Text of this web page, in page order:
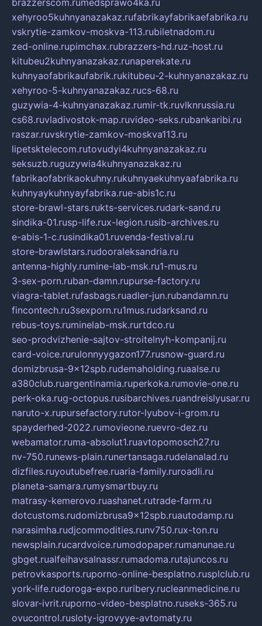
brazzerscom.rumedsprawo4ka.ru
xehyroo5kuhnyanazakaz.rufabrikayfabrikaefabrika.ru
vskrytie-zamkov-moskva-113.rubiletnadom.ru
zed-online.rupimchax.rubrazzers-hd.ruz-host.ru
kitubeu2kuhnyanazakaz.runaperekate.ru
kuhnyaofabrikaufabrik.rukitubeu-2-kuhnyanazakaz.ru
xehyroo-5-kuhnyanazakaz.rucs-68.ru
guzywia-4-kuhnyanazakaz.rumir-tk.ruvlknrussia.ru
cs68.ruvladivostok-map.ruvideo-seks.rubankaribi.ru
raszar.ruvskrytie-zamkov-moskva113.ru
lipetsktelecom.rutovudyi4kuhnyanazakaz.ru
seksuzb.ruguzywia4kuhnyanazakaz.ru
fabrikaofabrikaokuhny.rukuhnyaekuhnyaafabrika.ru
kuhnyaykuhnyayfabrika.rue-abis1c.ru
store-brawl-stars.rukts-services.rudark-sand.ru
sindika-01.rusp-life.rux-legion.rusib-archives.ru
e-abis-1-c.rusindika01.ruvenda-festival.ru
store-brawlstars.rudooraleksandria.ru
antenna-highly.rumine-lab-msk.ru1-mus.ru
3-sex-porn.ruban-damn.rupurse-factory.ru
viagra-tablet.rufasbags.ruadler-jun.rubandamn.ru
fincontech.ru3sexporn.ru1mus.rudarksand.ru
rebus-toys.ruminelab-msk.rurtdco.ru
seo-prodvizhenie-sajtov-stroitelnyh-kompanij.ru
card-voice.rurulonnyygazon177.rusnow-guard.ru
domizbrusa-9x12spb.rudemaholding.ruaalse.ru
a380club.ruargentinamia.ruperkoka.rumovie-one.ru
perk-oka.rug-octopus.rusibarchives.ruandreislyusar.ru
naruto-x.rupursefactory.rutor-lyubov-i-grom.ru
spayderhed-2022.rumovieone.ruevro-dez.ru
webamator.ruma-absolut1.ruavtopomosch27.ru
nv-750.runews-plain.runertansaga.rudelanalad.ru
dizfiles.ruyoutubefree.ruaria-family.ruroadli.ru
planeta-samara.rumysmartbuy.ru
matrasy-kemerovo.ruashanet.rutrade-farm.ru
dotcustoms.rudomizbrusa9x12spb.ruautodamp.ru
narasimha.rudjcommodities.runv750.rux-ton.ru
newsplain.rucardvoice.rumodopaper.rumanunae.ru
gbget.rualfeihavsalnassr.rumadoma.rutajuncos.ru
petrovkasports.ruporno-online-besplatno.rusplclub.ru
york-life.rudoroga-expo.ruribery.rucleanmedicine.ru
slovar-ivrit.ruporno-video-besplatno.ruseks-365.ru
ovucontrol.rusloty-igrovyye-avtomaty.ru